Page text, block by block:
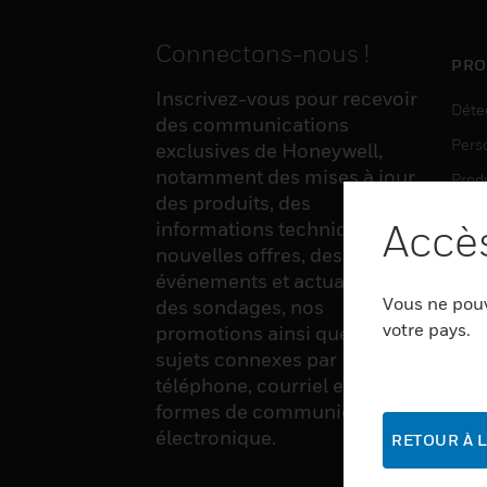
Connectons-nous !
Inscrivez-vous pour recevoir
des communications
exclusives de Honeywell,
notamment des mises à jour
des produits, des
informations techniques, de
nouvelles offres, des
événements et actualités,
des sondages, nos
promotions ainsi que divers
sujets connexes par
téléphone, courriel et autres
formes de communication
électronique.
Vous ne
votre pays.
RETOUR À